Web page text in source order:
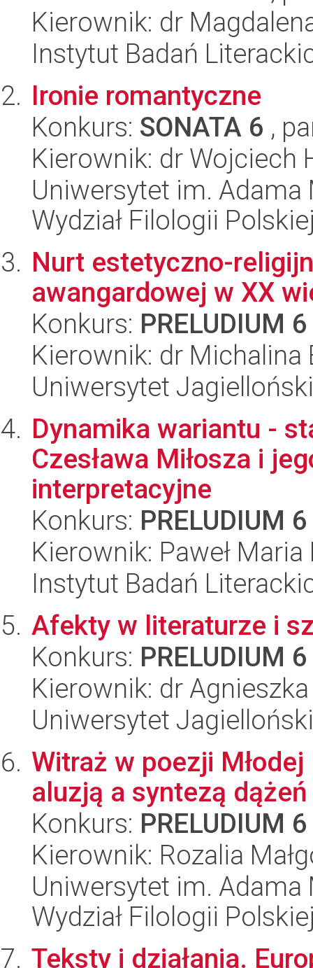
Kierownik: dr
Instytut Badań
Ironie romantyczne
Konkurs: SONATA 6 ,
Kierownik: dr Wojciech
Uniwersytet im.
Wydział Filologii
Nurt estetyczno-
awangardowej w XX
Konkurs: PRELUDIUM 6
Kierownik: dr Michalina
Uniwersytet
Dynamika wariantu -
Czesława Miłosza i
interpretacyjne
Konkurs: PRELUDIUM 6
Kierownik: Paweł Maria
Instytut Badań
Afekty w literaturze i
Konkurs: PRELUDIUM 6
Kierownik: dr
Uniwersytet
Witraż w poezji
aluzją a syntezą
Konkurs: PRELUDIUM 6
Kierownik: Rozalia
Uniwersytet im.
Wydział Filologii
Teksty i działania.